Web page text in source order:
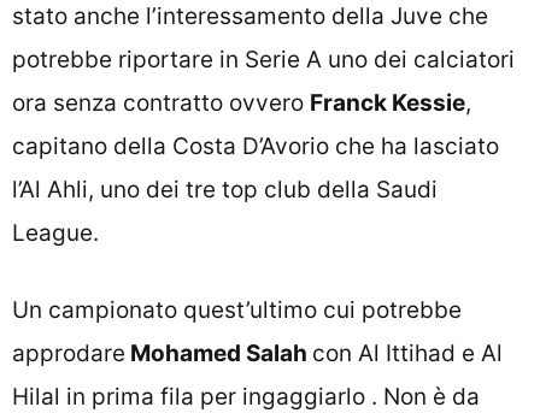
stato anche l’interessamento della Juve che
potrebbe riportare in Serie A uno dei calciatori
ora senza contratto ovvero Franck Kessie,
capitano della Costa D’Avorio che ha lasciato
l’Al Ahli, uno dei tre top club della Saudi
League.
Un campionato quest’ultimo cui potrebbe
approdare Mohamed Salah con Al Ittihad e Al
Hilal in prima fila per ingaggiarlo . Non è da